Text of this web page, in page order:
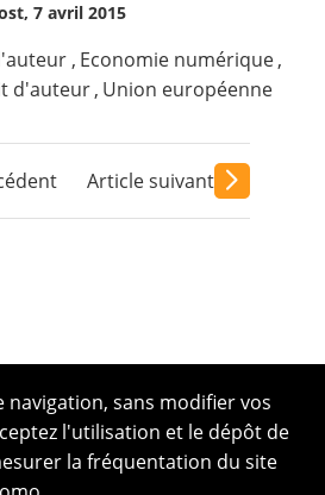
7 avril 2015
, Economie numérique,
d'auteur, Union européenne
Article suivant
sans modifier vos
l'utilisation et le dépôt de
la fréquentation du site